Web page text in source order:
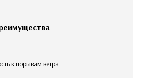
к порывам ветра